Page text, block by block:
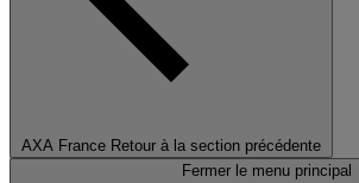
AXA France Retour à la section précédente
Fermer le menu principal